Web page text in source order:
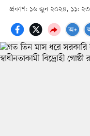
প্রকাশ: ১৬ জুন ২০২৪, ১১: ২৩